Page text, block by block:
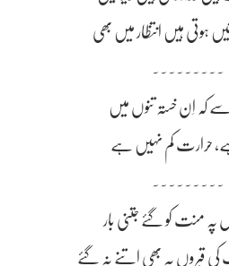
ہوتی ہیں انتظار میں بھی
~~~~~~~~~
کہ اِن خستہ تنوں میں
حرارت کم نہیں ہے
~~~~~~~~~
پہ منت کو گئے جتنی بار
قبروں پہ بھی اتنے نہ گئے